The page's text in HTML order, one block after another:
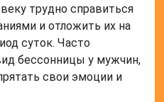
трудно справиться
и отложить их на
суток. Часто
бессонницы у мужчин,
свои эмоции и